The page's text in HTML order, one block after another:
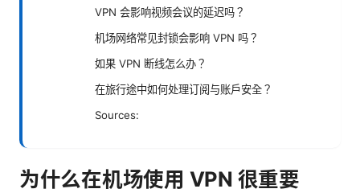
VPN 会影响视频会议的延迟吗？
机场网络常见封锁会影响 VPN 吗？
如果 VPN 断线怎么办？
在旅行途中如何处理订阅与账户安全？
Sources:
为什么在机场使用 VPN 很重要